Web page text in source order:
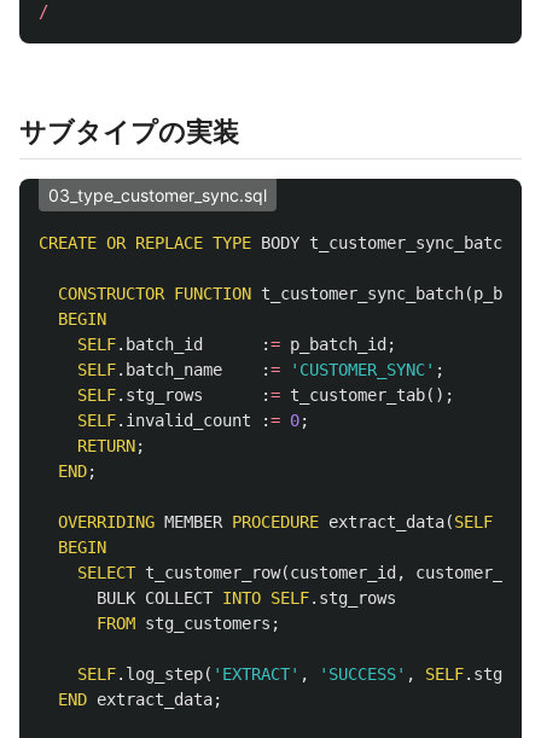
/
サブタイプの実装
03_type_customer_sync.sql
CREATE OR REPLACE TYPE BODY t_customer_sync_batch
CONSTRUCTOR FUNCTION t_customer_sync_batch(
BEGIN
SELF. batch_id := p_batch_id ;
SELF. batch_name := 'CUSTOMER_SYNC' ;
SELF. stg_rows := t_customer_tab();
SELF. invalid_count := 0;
RETURN;
END;
OVERRIDING MEMBER PROCEDURE extract_data(SELF
BEGIN
SELECT t_customer_row(customer_id ,
customer_name
BULK COLLECT INTO SELF. stg_rows
FROM stg_customers ;
SELF. log_step( 'EXTRACT' , 'SUCCESS' , SELF.
END extract_data;